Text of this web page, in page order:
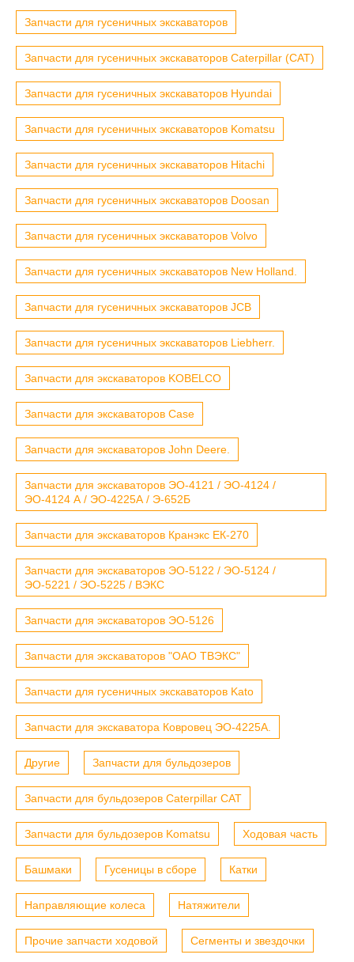
Запчасти для гусеничных экскаваторов
Запчасти для гусеничных экскаваторов Caterpillar (CAT)
Запчасти для гусеничных экскаваторов Hyundai
Запчасти для гусеничных экскаваторов Komatsu
Запчасти для гусеничных экскаваторов Hitachi
Запчасти для гусеничных экскаваторов Doosan
Запчасти для гусеничных экскаваторов Volvo
Запчасти для гусеничных экскаваторов New Holland.
Запчасти для гусеничных экскаваторов JCB
Запчасти для гусеничных экскаваторов Liebherr.
Запчасти для экскаваторов KOBELCO
Запчасти для экскаваторов Case
Запчасти для экскаваторов John Deere.
Запчасти для экскаваторов ЭО-4121 / ЭО-4124 /
ЭО-4124 А / ЭО-4225А / Э-652Б
Запчасти для экскаваторов Кранэкс ЕК-270
Запчасти для экскаваторов ЭО-5122 / ЭО-5124 /
ЭО-5221 / ЭО-5225 / ВЭКС
Запчасти для экскаваторов ЭО-5126
Запчасти для экскаваторов "ОАО ТВЭКС"
Запчасти для гусеничных экскаваторов Kato
Запчасти для экскаватора Ковровец ЭО-4225А.
Другие Запчасти для бульдозеров
Запчасти для бульдозеров Caterpillar CAT
Запчасти для бульдозеров Komatsu Ходовая часть
Башмаки Гусеницы в сборе Катки
Направляющие колеса Натяжители
Прочие запчасти ходовой Сегменты и звездочки